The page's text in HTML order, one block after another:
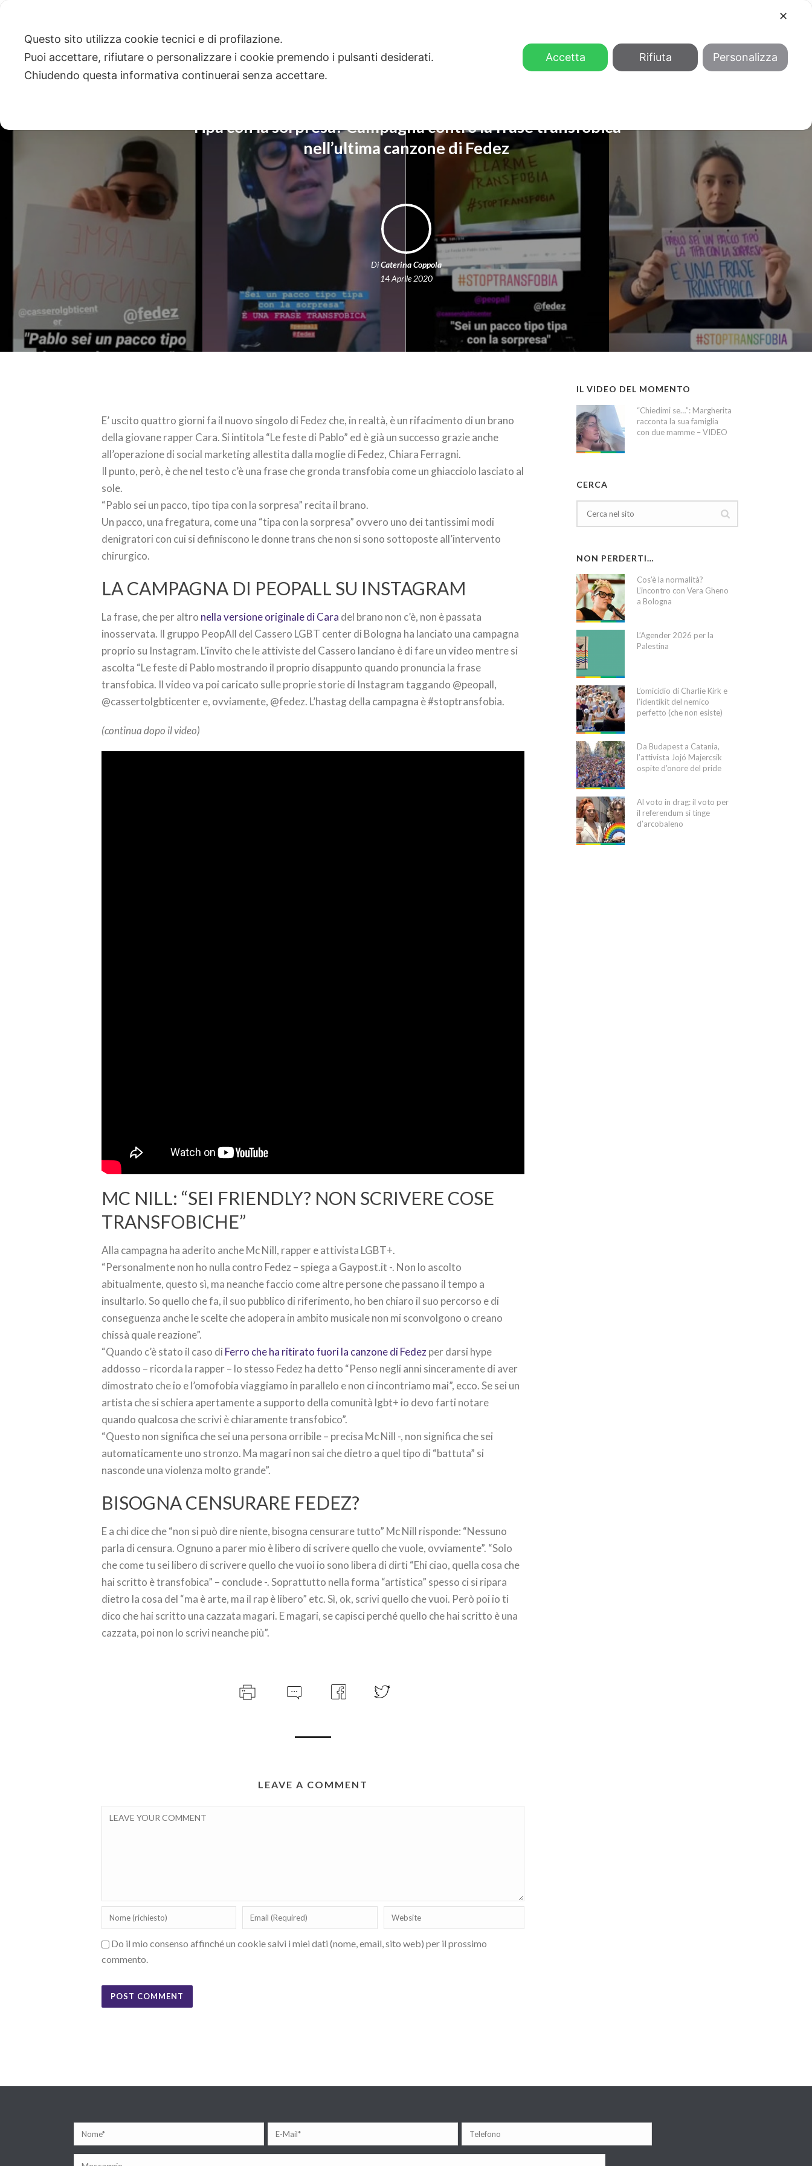
Tipa con la sorpresa? Campagna contro la frase transfobica
nell’ultima canzone di Fedez
DiCaterina Coppola
14 Aprile 2020
E’ uscito quattro giorni fa il nuovo singolo di Fedez che, in realtà, è un rifacimento di un brano
della giovane rapper Cara. Si intitola “Le feste di Pablo” ed è già un successo grazie anche
all’operazione di social marketing allestita dalla moglie di Fedez, Chiara Ferragni.
Il punto, però, è che nel testo c’è una frase che gronda transfobia come un ghiacciolo lasciato al
sole.
“Pablo sei un pacco, tipo tipa con la sorpresa” recita il brano.
Un pacco, una fregatura, come una “tipa con la sorpresa” ovvero uno dei tantissimi modi
denigratori con cui si definiscono le donne trans che non si sono sottoposte all’intervento
chirurgico.
LA CAMPAGNA DI PEOPALL SU INSTAGRAM
La frase, che per altro nella versione originale di Cara del brano non c’è, non è passata
inosservata. Il gruppo PeopAll del Cassero LGBT center di Bologna ha lanciato una campagna
proprio su Instagram. L’invito che le attiviste del Cassero lanciano è di fare un video mentre si
ascolta “Le feste di Pablo mostrando il proprio disappunto quando pronuncia la frase
transfobica. Il video va poi caricato sulle proprie storie di Instagram taggando @peopall,
@cassertolgbticenter e, ovviamente, @fedez. L’hastag della campagna è #stoptransfobia.
(continua dopo il video)
MC NILL: “SEI FRIENDLY? NON SCRIVERE COSE
TRANSFOBICHE”
Alla campagna ha aderito anche Mc Nill, rapper e attivista LGBT+.
“Personalmente non ho nulla contro Fedez – spiega a Gaypost.it -. Non lo ascolto
abitualmente, questo sì, ma neanche faccio come altre persone che passano il tempo a
insultarlo. So quello che fa, il suo pubblico di riferimento, ho ben chiaro il suo percorso e di
conseguenza anche le scelte che adopera in ambito musicale non mi sconvolgono o creano
chissà quale reazione”.
“Quando c’è stato il caso di Ferro che ha ritirato fuori la canzone di Fedezper darsi hype
addosso – ricorda la rapper – lo stesso Fedez ha detto “Penso negli anni sinceramente di aver
dimostrato che io e l’omofobia viaggiamo in parallelo e non ci incontriamo mai”, ecco. Se sei un
artista che si schiera apertamente a supporto della comunità lgbt+ io devo farti notare
quando qualcosa che scrivi è chiaramente transfobico”.
“Questo non significa che sei una persona orribile – precisa Mc Nill -, non significa che sei
automaticamente uno stronzo. Ma magari non sai che dietro a quel tipo di “battuta” si
nasconde una violenza molto grande”.
BISOGNA CENSURARE FEDEZ?
E a chi dice che “non si può dire niente, bisogna censurare tutto” Mc Nill risponde: “Nessuno
parla di censura. Ognuno a parer mio è libero di scrivere quello che vuole, ovviamente”. “Solo
che come tu sei libero di scrivere quello che vuoi io sono libera di dirti “Ehi ciao, quella cosa che
hai scritto è transfobica” – conclude -. Soprattutto nella forma “artistica” spesso ci si ripara
dietro la cosa del “ma è arte, ma il rap è libero” etc. Sì, ok, scrivi quello che vuoi. Però poi io ti
dico che hai scritto una cazzata magari. E magari, se capisci perché quello che hai scritto è una
cazzata, poi non lo scrivi neanche più”.
LEAVE A COMMENT
Do il mio consenso affinché un cookie salvi i miei dati (nome, email, sito web) per il prossimo
commento.
IL VIDEO DEL MOMENTO
“Chiedimi se…”: Margherita
racconta la sua famiglia
con due mamme – VIDEO
CERCA
NON PERDERTI…
Cos’è la normalità?
L’incontro con Vera Gheno
a Bologna
L’Agender 2026 per la
Palestina
L’omicidio di Charlie Kirk e
l’identikit del nemico
perfetto (che non esiste)
Da Budapest a Catania,
l’attivista Jojó Majercsik
ospite d’onore del pride
Al voto in drag: il voto per
il referendum si tinge
d’arcobaleno
✕
Questo sito utilizza cookie tecnici e di profilazione.
Puoi accettare, rifiutare o personalizzare i cookie premendo i pulsanti desiderati.
Chiudendo questa informativa continuerai senza accettare.
Accetta Rifiuta Personalizza